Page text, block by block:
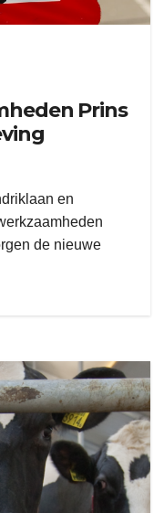
Prins
en
de nieuwe